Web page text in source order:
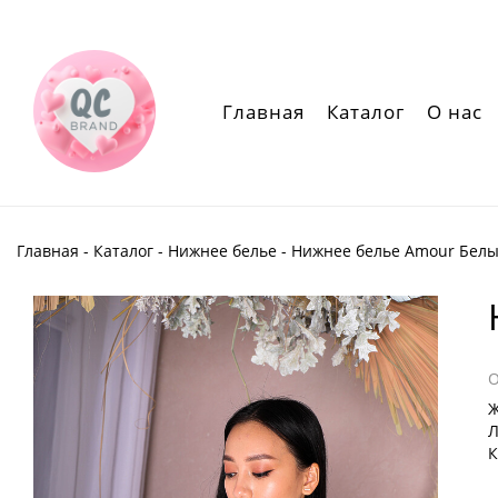
Главная Каталог О нас
Главная - Каталог - Нижнее белье - Нижнее белье Amour